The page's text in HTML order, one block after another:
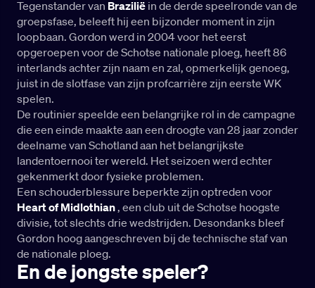
Tegenstander van Brazilië in de derde speelronde van de
groepsfase, beleeft hij een bijzonder moment in zijn
loopbaan. Gordon werd in 2004 voor het eerst
opgeroepen voor de Schotse nationale ploeg, heeft 86
interlands achter zijn naam en zal, opmerkelijk genoeg,
juist in de slotfase van zijn profcarrière zijn eerste WK
spelen.
De routinier speelde een belangrijke rol in de campagne
die een einde maakte aan een droogte van 28 jaar zonder
deelname van Schotland aan het belangrijkste
landentoernooi ter wereld. Het seizoen werd echter
gekenmerkt door fysieke problemen.
Een schouderblessure beperkte zijn optreden voor
Heart of Midlothian, een club uit de Schotse hoogste
divisie, tot slechts drie wedstrijden. Desondanks bleef
Gordon hoog aangeschreven bij de technische staf van
de nationale ploeg.
En de jongste speler?